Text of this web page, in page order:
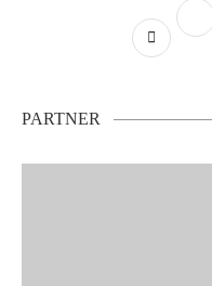
PARTNER